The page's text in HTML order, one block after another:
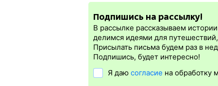
электронная регистрация.
Электронная регистрацияпроизводится
которая упрощает жизнь пассажиру.
Электронная регистрациядоступна
Для посадки в поезд понадобится
электронной регистрации еще и
Подпишись на рассылку!
В рассылке рассказываем
делимся идеями для
Присылать письма будем раз в
Подпишись, будет интересно!
Я даю согласие на обработку